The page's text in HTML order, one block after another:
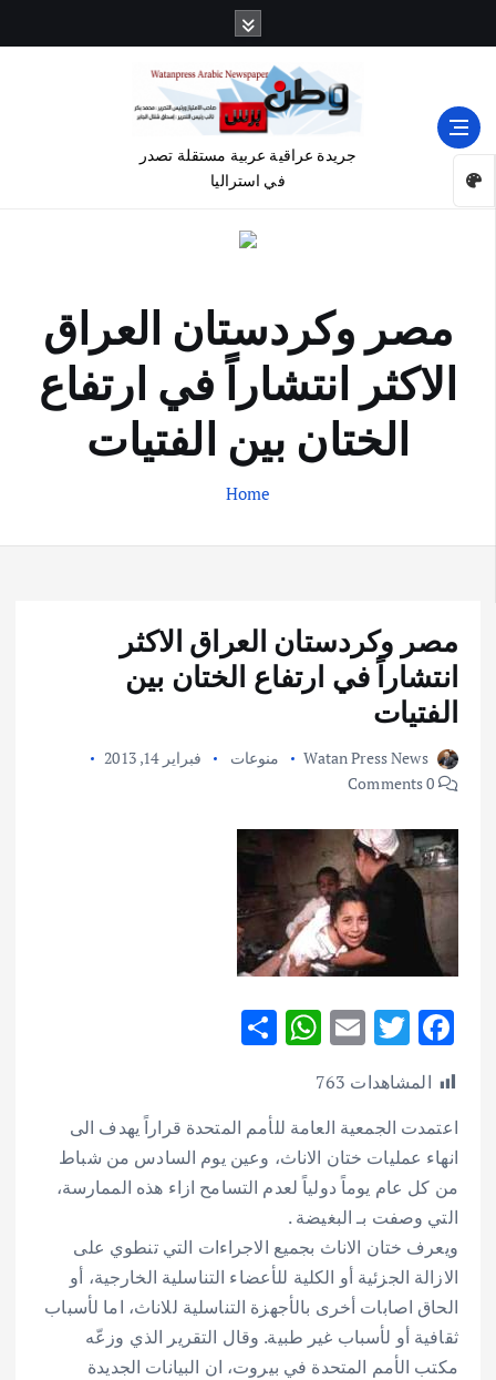
جريدة عراقية عربية مستقلة تصدر
في استراليا
مصر وكردستان العراق
الاكثر انتشاراً في ارتفاع
الختان بين الفتيات
Home
مصر وكردستان العراق الاكثر
انتشاراً في ارتفاع الختان بين
الفتيات
Watan Press News منوعات
فبراير 14, 2013
F
ac
e
b
o
o
k
T
w
it
te
r
E
ai
l
W
s
A
p
p
e
المشاهدات 763
اعتمدت الجمعية العامة للأمم المتحدة قراراً يهدف الى
انهاء عمليات ختان الاناث، وعين يوم السادس من شباط
من كل عام يوماً دولياً لعدم التسامح ازاء هذه الممارسة،
التي وصفت بـ البغيضة .
ويعرف ختان الاناث بجميع الاجراءات التي تنطوي على
الازالة الجزئية أو الكلية للأعضاء التناسلية الخارجية، أو
الحاق اصابات أخرى بالأجهزة التناسلية للاناث، اما لأسباب
ثقافية أو لأسباب غير طبية. وقال التقرير الذي وزعّه
مكتب الأمم المتحدة في بيروت، ان البيانات الجديدة